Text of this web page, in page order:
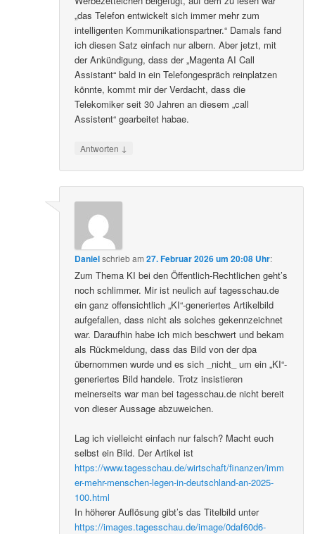
„das Telefon entwickelt sich immer mehr zum
intelligenten Kommunikationspartner.“ Damals fand
ich diesen Satz einfach nur albern. Aber jetzt, mit
der Ankündigung, dass der „Magenta AI Call
Assistant“ bald in ein Telefongespräch reinplatzen
könnte, kommt mir der Verdacht, dass die
Telekomiker seit 30 Jahren an diesem „call
Assistent“ gearbeitet habae.
Antworten ↓
Danielschriebam27. Februar 2026 um 20:08 Uhr:
Zum Thema KI bei den Öffentlich-Rechtlichen geht’s
noch schlimmer. Mir ist neulich auf tagesschau.de
ein ganz offensichtlich „KI“-generiertes Artikelbild
aufgefallen, dass nicht als solches gekennzeichnet
war. Daraufhin habe ich mich beschwert und bekam
als Rückmeldung, dass das Bild von der dpa
übernommen wurde und es sich _nicht_ um ein „KI“-
generiertes Bild handele. Trotz insistieren
meinerseits war man bei tagesschau.de nicht bereit
von dieser Aussage abzuweichen.
Lag ich vielleicht einfach nur falsch? Macht euch
selbst ein Bild. Der Artikel ist
https://www.tagesschau.de/wirtschaft/finanzen/imm
er-mehr-menschen-legen-in-deutschland-an-2025-
100.html
In höherer Auflösung gibt’s das Titelbild unter
https://images.tagesschau.de/image/0daf60d6-